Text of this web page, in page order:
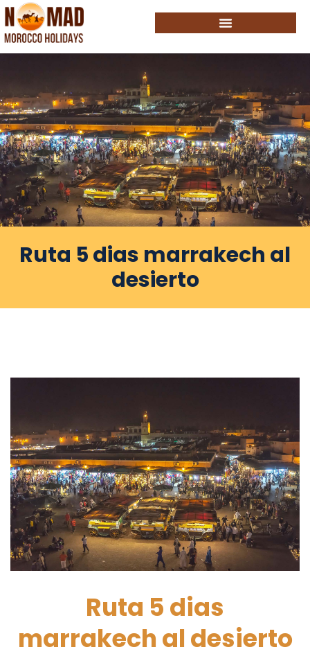
Ruta 5 dias marrakech al
desierto
Ruta 5 dias
marrakech al desierto